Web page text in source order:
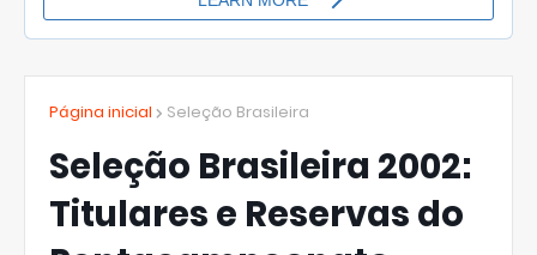
Página inicial Seleção Brasileira
Seleção Brasileira 2002:
Titulares e Reservas do